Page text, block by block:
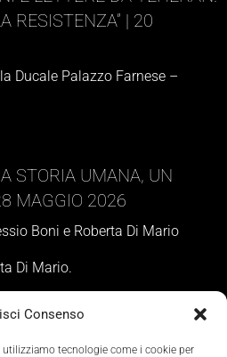
Consenso
utilizziamo tecnologie come i cookie per
RESISTENZA” | 20
Ducale Palazzo Farnese –
STORIA UMANA, UN
MAGGIO 2026
Boni e Roberta Di Mario
Di Mario.
dell’Energia – Teatro Apollo